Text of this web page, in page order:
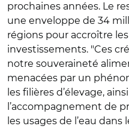
prochaines années. Le
une enveloppe de 34
régions pour accroître
investissements. "Ces
notre souveraineté
menacées par un
les filières d’élevage,
l’accompagnement de
les usages de l’eau